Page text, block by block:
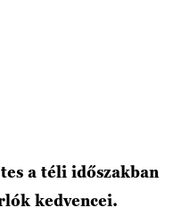
a téli időszakban
kedvencei.